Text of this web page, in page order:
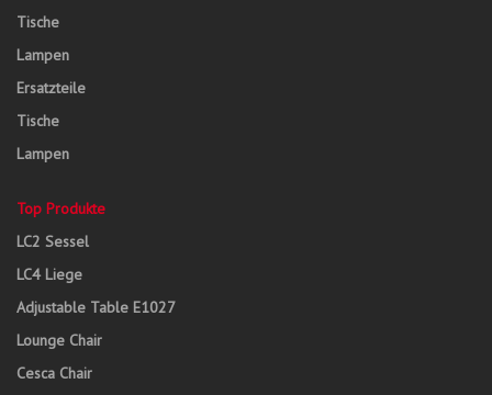
Tische
Lampen
Ersatzteile
Tische
Lampen
Top Produkte
LC2 Sessel
LC4 Liege
Adjustable Table E1027
Lounge Chair
Cesca Chair